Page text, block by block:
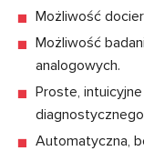
Możliwość
Możliwość
analogowych.
Proste,
Automatyczna,